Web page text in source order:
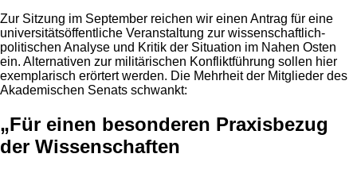
Zur Sitzung im September reichen wir einen Antrag für eine
universitätsöffentliche Veranstaltung zur wissenschaftlich-
politischen Analyse und Kritik der Situation im Nahen Osten
ein. Alternativen zur militärischen Konfliktführung sollen hier
exemplarisch erörtert werden. Die Mehrheit der Mitglieder des
Akademischen Senats schwankt:
„Für einen besonderen Praxisbezug
der Wissenschaften